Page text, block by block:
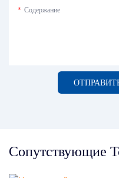
Содержание
Сопутствующие